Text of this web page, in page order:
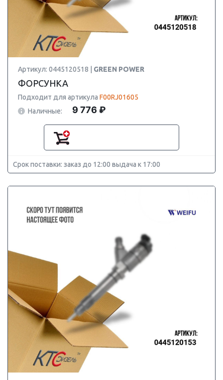
Артикул: 0445120518 | GREEN POWER
ФОРСУНКА
Подходит для артикула F00RJ01605
Наличные:
9 776 ₽
Срок поставки: заказ до 12:00 выдача к 17:00